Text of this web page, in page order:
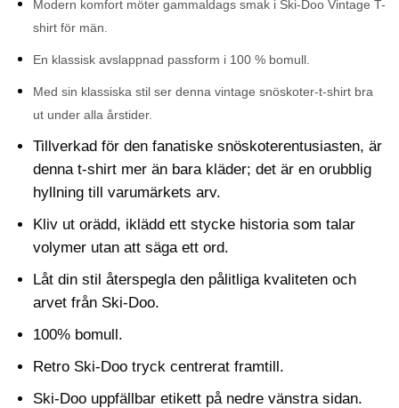
Modern komfort möter gammaldags smak i Ski-Doo Vintage T-
shirt för män.
En klassisk avslappnad passform i 100 % bomull.
Med sin klassiska stil ser denna vintage snöskoter-t-shirt bra
ut under alla årstider.
Tillverkad för den fanatiske snöskoterentusiasten, är
denna t-shirt mer än bara kläder; det är en orubblig
hyllning till varumärkets arv.
Kliv ut orädd, iklädd ett stycke historia som talar
volymer utan att säga ett ord.
Låt din stil återspegla den pålitliga kvaliteten och
arvet från Ski-Doo.
100% bomull.
Retro Ski-Doo tryck centrerat framtill.
Ski-Doo uppfällbar etikett på nedre vänstra sidan.